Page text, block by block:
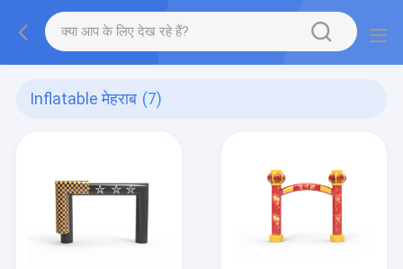
Inflatable मेहराब (7)